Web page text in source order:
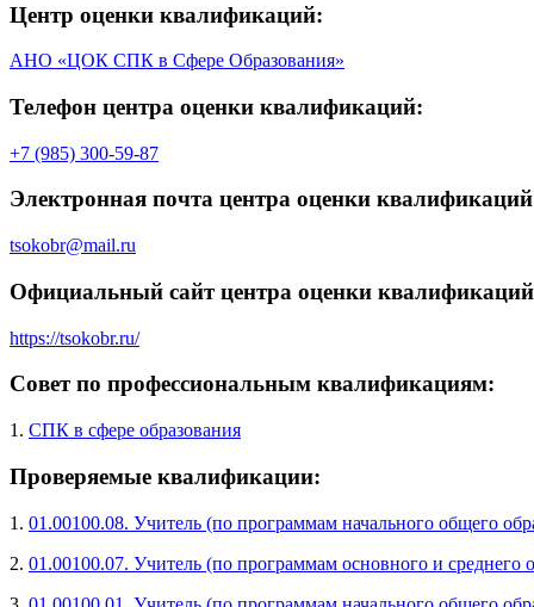
Центр оценки квалификаций:
АНО «ЦОК СПК в Сфере Образования»
Телефон центра оценки квалификаций:
+7 (985) 300-59-87
Электронная почта центра оценки
tsokobr@mail.ru
Официальный сайт центра оценки
https://tsokobr.ru/
Совет по профессиональным квалификациям:
1. СПК в сфере образования
Проверяемые квалификации:
1. 01.00100.08. Учитель (по программам начального общего
2. 01.00100.07. Учитель (по программам основного и среднего